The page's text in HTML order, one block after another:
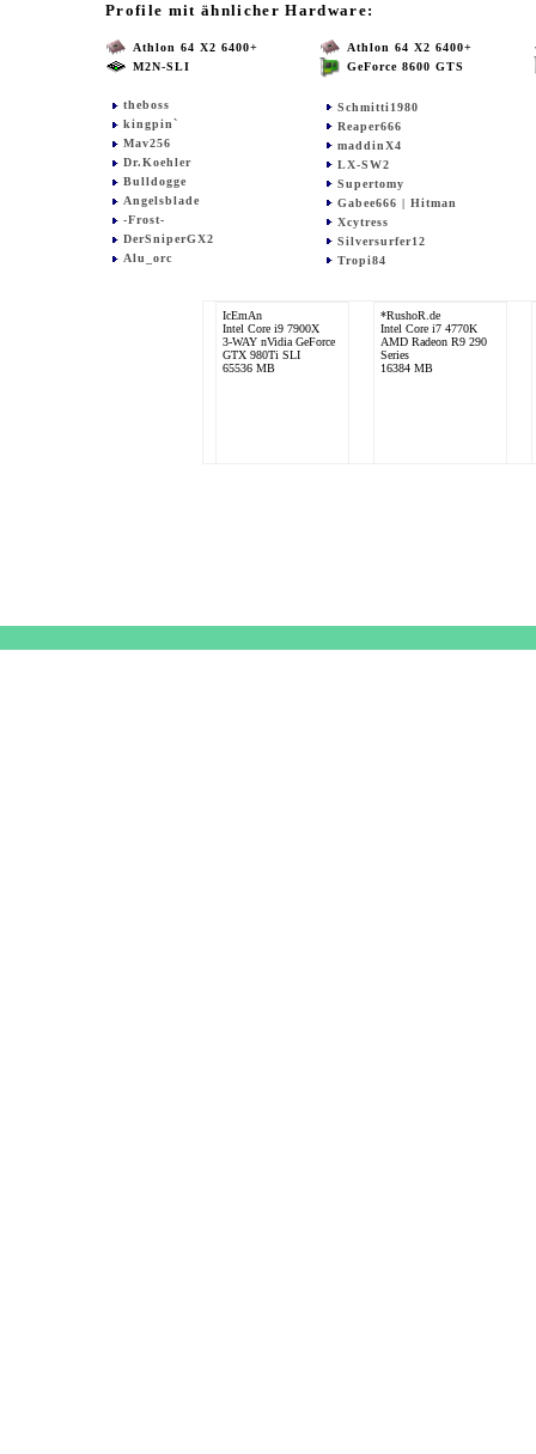
Profile mit ähnlicher Hardware:
Athlon 64 X2 6400+
M2N-SLI
theboss
kingpin`
Mav256
Dr.Koehler
Bulldogge
Angelsblade
-Frost-
DerSniperGX2
Alu_orc
Athlon 64 X2 6400+
GeForce 8600 GTS
Schmitti1980
Reaper666
maddinX4
LX-SW2
Supertomy
Gabee666 | Hitman
Xcytress
Silversurfer12
Tropi84
IcEmAn
Intel Core i9 7900X
3-WAY nVidia GeForce
GTX 980Ti SLI
65536 MB
*RushoR.de
Intel Core i7 4770K
AMD Radeon R9 290
Series
16384 MB